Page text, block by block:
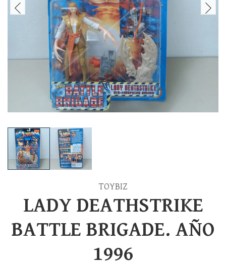
TOYBIZ
LADY DEATHSTRIKE
BATTLE BRIGADE. AÑO
1996